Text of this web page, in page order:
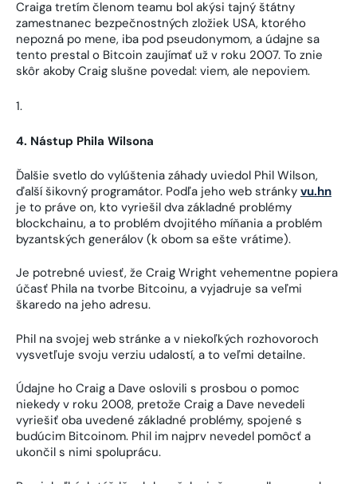
Craiga tretím členom teamu bol akýsi tajný štátny
zamestnanec bezpečnostných zložiek USA, ktorého
nepozná po mene, iba pod pseudonymom, a údajne sa
tento prestal o Bitcoin zaujímať už v roku 2007. To znie
skôr akoby Craig slušne povedal: viem, ale nepoviem.
4. Nástup Phila Wilsona
Ďalšie svetlo do vylúštenia záhady uviedol Phil Wilson,
ďalší šikovný programátor. Podľa jeho web stránky vu.hn
je to práve on, kto vyriešil dva základné problémy
blockchainu, a to problém dvojitého míňania a problém
byzantských generálov (k obom sa ešte vrátime).
Je potrebné uviesť, že Craig Wright vehementne popiera
účasť Phila na tvorbe Bitcoinu, a vyjadruje sa veľmi
škaredo na jeho adresu.
Phil na svojej web stránke a v niekoľkých rozhovoroch
vysvetľuje svoju verziu udalostí, a to veľmi detailne.
Údajne ho Craig a Dave oslovili s prosbou o pomoc
niekedy v roku 2008, pretože Craig a Dave nevedeli
vyriešiť oba uvedené základné problémy, spojené s
budúcim Bitcoinom. Phil im najprv nevedel pomôcť a
ukončil s nimi spoluprácu.